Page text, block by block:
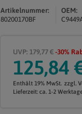
Artikelnummer:
80200170BF
OEM:
UVP: 179,77 €-30%
125,84
Enthält 19% MwSt. zzgl.
Lieferzeit: ca. 1-2